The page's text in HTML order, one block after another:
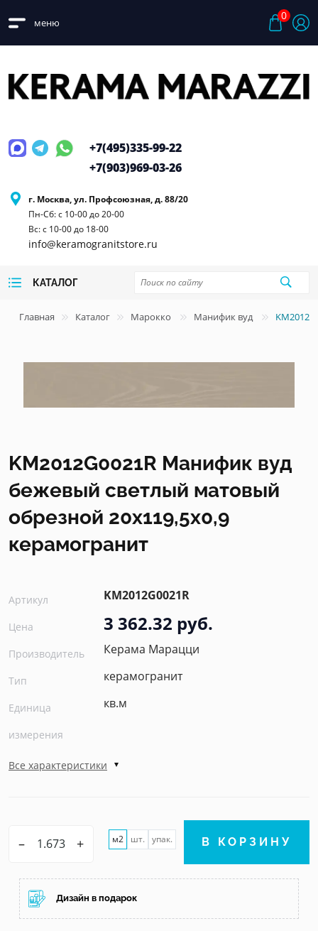
меню
0
г. Москва, ул. Профсоюзная, д. 88/20
Пн-Сб: с 10-00 до 20-00
Вс: с 10-00 до 18-00
info@keramogranitstore.ru
+7(495)335-99-22
+7(903)969-03-26
КАТАЛОГ
Главная Каталог Марокко Манифик вуд
KM2012G0021R Манифик вуд
бежевый светлый матовый
обрезной 20x119,5x0,9
керамогранит
Артикул KM2012G0021R
Цена 3 362.32 руб.
Производитель Керама Марацци
Тип керамогранит
Единица
измерения
кв.м
Все характеристики
– + м2 шт. упак. В КОРЗИНУ
Дизайн в подарок